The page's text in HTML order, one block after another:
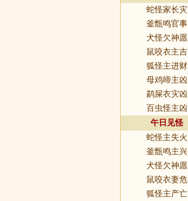
蛇怪家长灾
釜甑鸣官事
犬怪欠神愿
鼠咬衣主吉
狐怪主进财
母鸡啼主凶
鹋屎衣灾凶
百虫怪主凶
午日见怪
蛇怪主失火
釜甑鸣主兴
犬怪欠神愿
鼠咬衣妻危
狐怪主产亡